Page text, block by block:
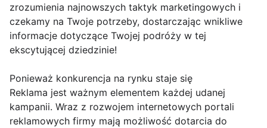
zrozumienia najnowszych taktyk marketingowych i
czekamy na Twoje potrzeby, dostarczając wnikliwe
informacje dotyczące Twojej podróży w tej
ekscytującej dziedzinie!
Ponieważ konkurencja na rynku staje się
Reklama jest ważnym elementem każdej udanej
kampanii. Wraz z rozwojem internetowych portali
reklamowych firmy mają możliwość dotarcia do